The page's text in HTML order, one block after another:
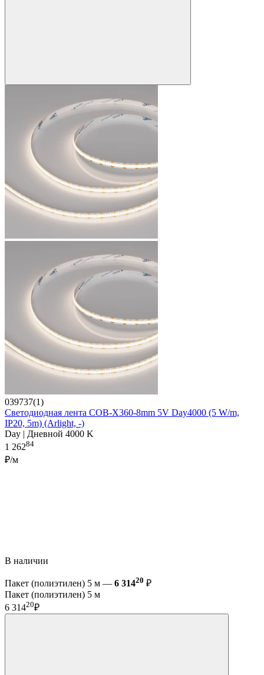
039737(1)
Светодиодная лента COB-X360-8mm 5V Day4000 (5 W/m,
IP20, 5m) (Arlight, -)
Day | Дневной 4000 K
1 26284
₽/м
В наличии
Пакет (полиэтилен) 5 м — 6 31420 ₽
Пакет (полиэтилен) 5 м
6 31420₽